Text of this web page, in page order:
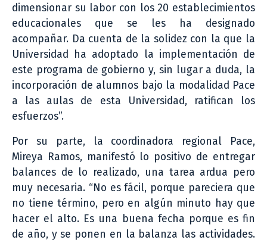
dimensionar su labor con los 20 establecimientos
educacionales que se les ha designado
acompañar. Da cuenta de la solidez con la que la
Universidad ha adoptado la implementación de
este programa de gobierno y, sin lugar a duda, la
incorporación de alumnos bajo la modalidad Pace
a las aulas de esta Universidad, ratifican los
esfuerzos”.
Por su parte, la coordinadora regional Pace,
Mireya Ramos, manifestó lo positivo de entregar
balances de lo realizado, una tarea ardua pero
muy necesaria. “No es fácil, porque pareciera que
no tiene término, pero en algún minuto hay que
hacer el alto. Es una buena fecha porque es fin
de año, y se ponen en la balanza las actividades.